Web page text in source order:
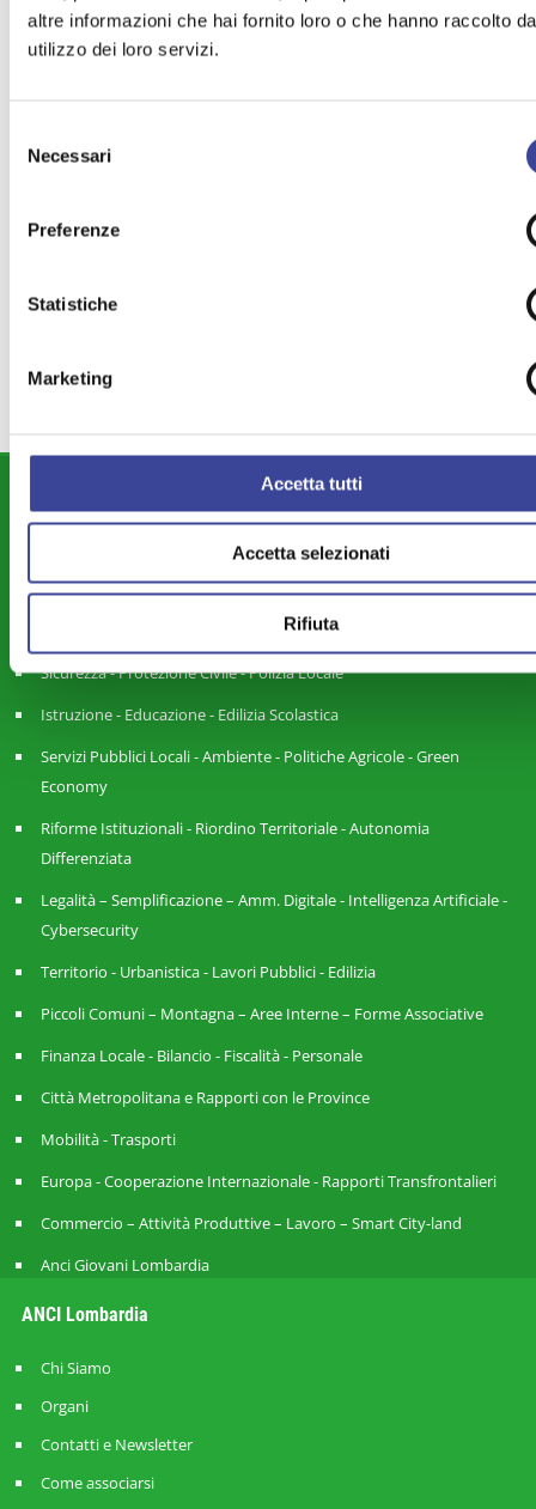
altre informazioni che hai fornito loro o che hanno raccolto
utilizzo dei loro servizi.
delNecessari
Preferenze
Statistiche
Marketing
Accetta tutti
Accetta selezionati
Rifiuta
Informazioni online
AREE INTERNE
RISORSECOMUNI
RIFORME E LEGALITÀ
Attività Istituzionale ANCI Lombardia
Cultura - Turismo - Sport - Politiche Giovanili
Welfare di Comunità - Pari Opportunità
Sicurezza - Protezione Civile - Polizia Locale
Istruzione - Educazione - Edilizia Scolastica
Servizi Pubblici Locali - Ambiente - Politiche Agricole - Green
Economy
Riforme Istituzionali - Riordino Territoriale - Autonomia
Differenziata
Legalità – Semplificazione – Amm. Digitale - Intelligenza Artificiale -
Cybersecurity
Territorio - Urbanistica - Lavori Pubblici - Edilizia
Piccoli Comuni – Montagna – Aree Interne – Forme Associative
Finanza Locale - Bilancio - Fiscalità - Personale
Città Metropolitana e Rapporti con le Province
Mobilità - Trasporti
Europa - Cooperazione Internazionale - Rapporti Transfrontalieri
Commercio – Attività Produttive – Lavoro – Smart City-land
Anci Giovani Lombardia
ANCI Lombardia
Chi Siamo
Organi
Contatti e Newsletter
Come associarsi